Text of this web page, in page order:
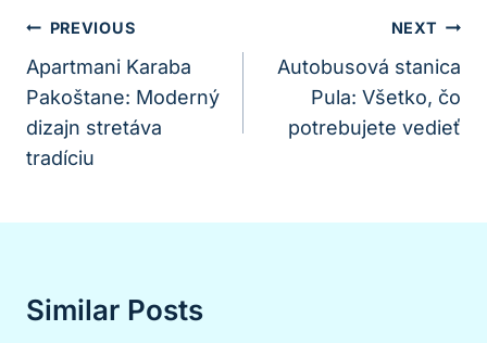
Navigácia
V
Článku
PREVIOUS
Apartmani Karaba
Pakoštane: Moderný
dizajn stretáva
tradíciu
NEXT
Autobusová stanica
Pula: Všetko, čo
potrebujete vedieť
Similar Posts